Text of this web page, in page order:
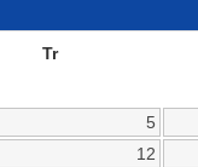
Tr
5
12